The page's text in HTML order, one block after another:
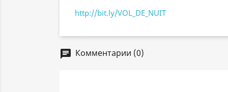
http://bit.ly/VOL_DE_NUIT
chat Комментарии (0)